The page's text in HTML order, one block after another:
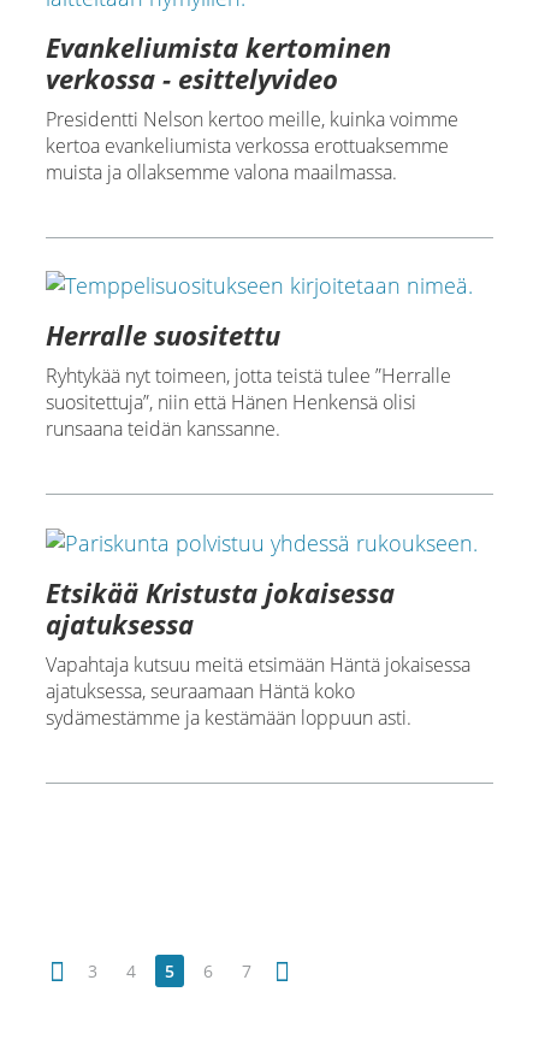
Evankeliumista kertominen
verkossa - esittelyvideo
Presidentti Nelson kertoo meille, kuinka voimme
kertoa evankeliumista verkossa erottuaksemme
muista ja ollaksemme valona maailmassa.
Herralle suositettu
Ryhtykää nyt toimeen, jotta teistä tulee ”Herralle
suositettuja”, niin että Hänen Henkensä olisi
runsaana teidän kanssanne.
Etsikää Kristusta jokaisessa
ajatuksessa
Vapahtaja kutsuu meitä etsimään Häntä jokaisessa
ajatuksessa, seuraamaan Häntä koko
sydämestämme ja kestämään loppuun asti.
3 4 5 6 7